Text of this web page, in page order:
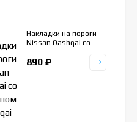
Накладки на пороги
Nissan Qashqai со
ступенчатая, 4шт.
890 ₽